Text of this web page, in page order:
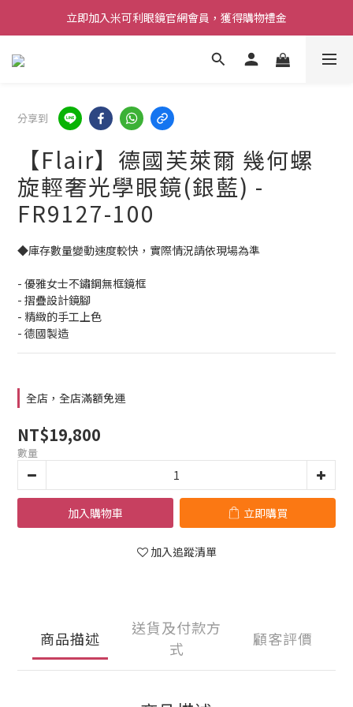
立即加入米可利眼鏡官網會員，獲得購物禮金
分享到
【Flair】德國芙萊爾 幾何螺
旋輕奢光學眼鏡(銀藍) -
FR9127-100
◆庫存數量變動速度較快，實際情況請依現場為準
- 優雅女士不鏽鋼無框鏡框
- 摺疊設計鏡腳
- 精緻的手工上色
- 德國製造
全店，全店滿額免運
NT$19,800
數量
加入購物車 立即購買
加入追蹤清單
商品描述
送貨及付款方
式
顧客評價